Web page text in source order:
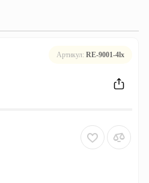
Артикул: RE-9001-4lx